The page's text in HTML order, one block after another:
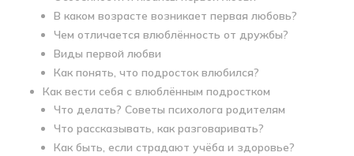
В каком возрасте возникает первая любовь?
Чем отличается влюблённость от дружбы?
Виды первой любви
Как понять, что подросток влюбился?
Как вести себя с влюблённым подростком
Что делать? Советы психолога родителям
Что рассказывать, как разговаривать?
Как быть, если страдают учёба и здоровье?